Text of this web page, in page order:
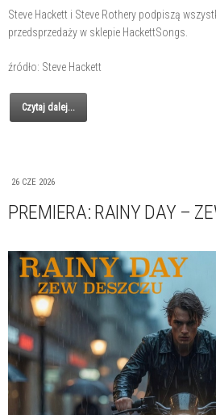
Steve Hackett i Steve Rothery podpiszą
przedsprzedaży w sklepie HackettSongs.
źródło: Steve Hackett
Czytaj dalej...
26 CZE 2026
PREMIERA: RAINY DAY –